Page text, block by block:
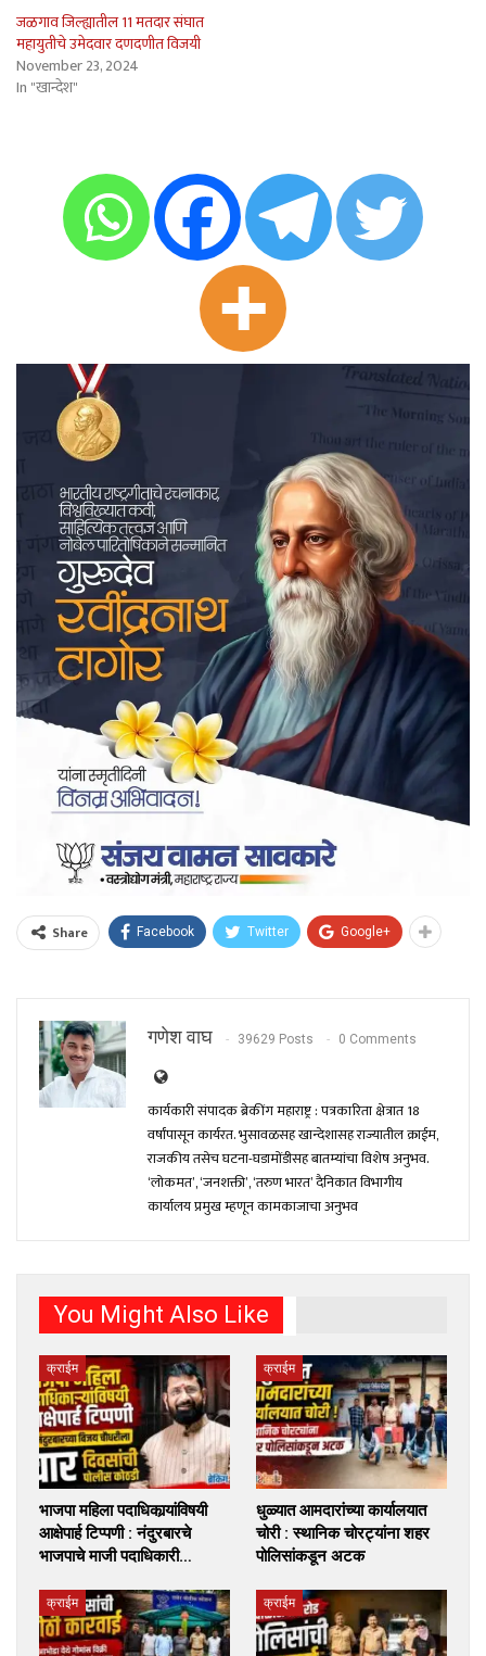
जळगाव जिल्ह्यातील 11 मतदार संघात
महायुतीचे उमेदवार दणदणीत विजयी
November 23, 2024
In "खान्देश"
Share Facebook Twitter Google+
गणेश वाघ 39629 Posts 0 Comments
कार्यकारी संपादक ब्रेकींग महाराष्ट्र : पत्रकारिता क्षेत्रात 18
वर्षांपासून कार्यरत. भुसावळसह खान्देशासह राज्यातील क्राईम,
राजकीय तसेच घटना-घडामोंडीसह बातम्यांचा विशेष अनुभव.
‘लोकमत’, ‘जनशक्ती’, ‘तरुण भारत’ दैनिकात विभागीय
कार्यालय प्रमुख म्हणून कामकाजाचा अनुभव
You Might Also Like
क्राईम
भाजपा महिला पदाधिकार्‍यांविषयी
आक्षेपार्ह टिप्पणी : नंदुरबारचे
भाजपाचे माजी पदाधिकारी…
क्राईम
धुळ्यात आमदारांच्या कार्यालयात
चोरी : स्थानिक चोरट्यांना शहर
पोलिसांकडून अटक
क्राईम क्राईम